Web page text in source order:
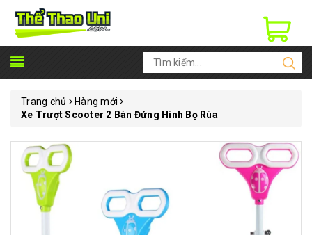
Trang chủ
Hàng mới
Xe Trượt Scooter 2 Bàn Đứng Hình Bọ Rùa